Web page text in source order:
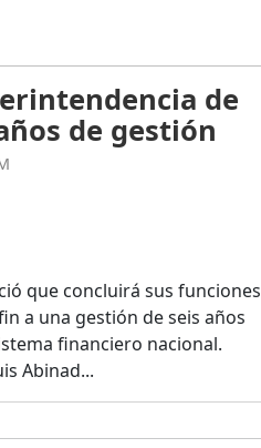
de
de gestión
que concluirá sus funciones
a una gestión de seis años
financiero nacional.
Abinad...